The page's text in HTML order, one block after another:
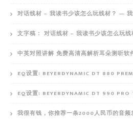
对话线材 – 我读书少该怎么玩线材？ —
文字稿： 对话线材 – 我读书少该怎么玩
中英对照讲解 免费高清高解析耳朵测听软
EQ设置: BEYERDYNAMIC DT 880
EQ设置: BEYERDYNAMIC DT 990
我很有钱，你推荐一条2000人民币的音频